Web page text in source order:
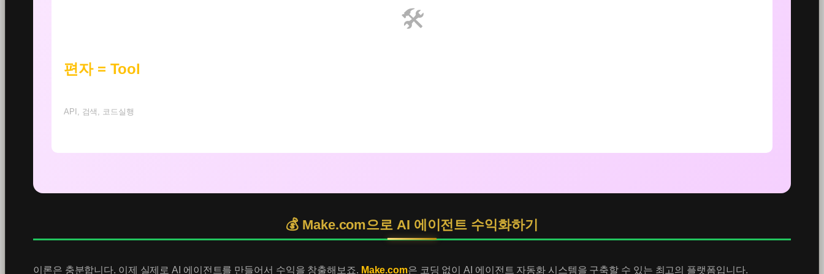
🛠️
편자 = Tool
API, 검색, 코드실행
💰 Make.com으로 AI 에이전트 수익화하기
이론은 충분합니다. 이제 실제로 AI 에이전트를 만들어서 수익을 창출해보죠. Make.com은 코딩 없이 AI 에이전트 자동화 시스템을 구축할 수 있는 최고의 플랫폼입니다.